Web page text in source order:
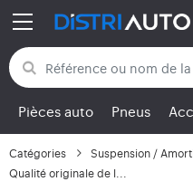
Retour aux catégories
Pièces auto Pneus
Catégories
Qualité originale de l...